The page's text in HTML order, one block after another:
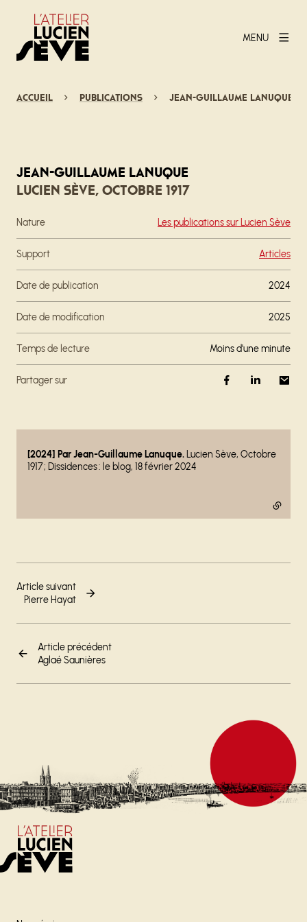
MENU
Accueil Publications Jean-Guillaume Lanuque
Jean-Guillaume Lanuque
Lucien Sève, Octobre 1917
Nature Les publications sur Lucien Sève
Support Articles
Date de publication 2024
Date de modification 2025
Temps de lecture moins d'une minute
Partager sur
- lien externe
[2024] Par Jean-Guillaume Lanuque. Lucien Sève, Octobre
1917 ; Dissidences : le blog, 18 février 2024
Article précédent
Aglaé Saunières
Article suivant
Pierre Hayat